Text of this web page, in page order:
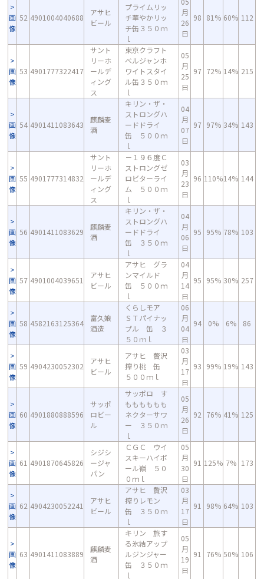
画
像
52 4901004040688
アサヒ
ビール
プライムリッ
チ華やかリッ
チ缶３５０ｍ
ｌ
月
26
日
98 81% 60% 112
画
像
53 4901777322417
サント
リーホ
ールデ
ィング
ス
東京クラフト
ベルジャンホ
ワイトスタイ
ル缶３５０ｍ
ｌ
05
月
25
日
97 72% 14% 215
画
像
54 4901411083643
麒麟麦
酒
キリン・ザ・
ストロングハ
ードドライ
缶 ５００ｍ
ｌ
04
月
07
日
97 97% 34% 143
画
像
55 4901777314832
サント
リーホ
ールデ
ィング
ス
－１９６度Ｃ
ストロングゼ
ロビターライ
ム ５００ｍ
ｌ
03
月
23
日
96 110%14% 144
画
像
56 4901411083629
麒麟麦
酒
キリン・ザ・
ストロングハ
ードドライ
缶 ３５０ｍ
ｌ
04
月
06
日
95 95% 78% 103
画
像
57 4901004039651
アサヒ
ビール
アサヒ グラ
ンマイルド
缶 ５００ｍ
ｌ
04
月
14
日
95 95% 30% 257
画
像
58 4582163125364
富久娘
酒造
くらしモア
ＳＴパイナッ
プル 缶 ３
５０ｍｌ
06
月
04
日
94 0% 6% 86
画
像
59 4904230052302
アサヒ
ビール
アサヒ 贅沢
搾り桃 缶
５００ｍｌ
03
月
17
日
93 99% 19% 143
画
像
60 4901880888596
サッポ
ロビー
ル
サッポロ す
もももももも
ネクターサワ
ー ３５０ｍ
ｌ
05
月
26
日
92 76% 41% 125
画
像
61 4901870645826
シジシ
ージャ
パン
ＣＧＣ ウイ
スキーハイボ
ール嶺 ５０
０ｍｌ
05
月
30
日
91 125% 7% 173
画
像
62 4904230052241
アサヒ
ビール
アサヒ 贅沢
搾りレモン
缶 ３５０ｍ
ｌ
03
月
17
日
91 98% 64% 103
画
像
63 4901411083889
麒麟麦
酒
キリン 旅す
る氷結アップ
ルジンジャー
缶 ３５０ｍ
ｌ
05
月
19
日
91 76% 50% 106